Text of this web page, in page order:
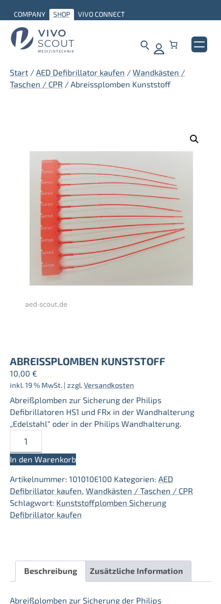
Inhalt
springen
COMPANY SHOP VIVO CONNECT
Start / AED Defibrillator kaufen / Wandkästen /
Taschen / CPR / Abreissplomben Kunststoff
ABREISSPLOMBEN KUNSTSTOFF
10,00 €
inkl. 19 % MwSt. | zzgl.Versandkosten
Abreißplomben zur Sicherung der Philips
Defibrillatoren HS1 und FRx in der Wandhalterung
„Edelstahl“ oder in der Philips Wandhalterung.
Kunststoff
Menge
In den Warenkorb
Artikelnummer: 101010E100 Kategorien: AED
Defibrillator kaufen, Wandkästen / Taschen / CPR
Schlagwort: Kunststoffplomben Sicherung
Defibrillator kaufen
Beschreibung Zusätzliche Information
Abreißplomben zur Sicherung der Philips